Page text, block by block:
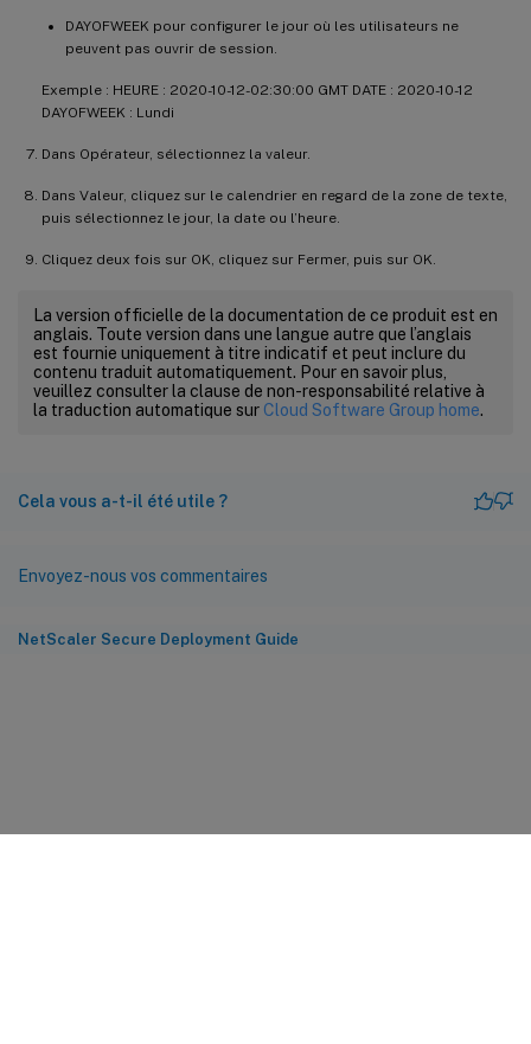
DAYOFWEEK pour configurer le jour où les utilisateurs ne
peuvent pas ouvrir de session.
Exemple : HEURE : 2020-10-12-02:30:00 GMT DATE : 2020-10-12
DAYOFWEEK : Lundi
Dans Opérateur, sélectionnez la valeur.
Dans Valeur, cliquez sur le calendrier en regard de la zone de texte,
puis sélectionnez le jour, la date ou l’heure.
Cliquez deux fois sur OK, cliquez sur Fermer, puis sur OK.
La version officielle de la documentation de ce produit est en
anglais. Toute version dans une langue autre que l’anglais
est fournie uniquement à titre indicatif et peut inclure du
contenu traduit automatiquement. Pour en savoir plus,
veuillez consulter la clause de non-responsabilité relative à
la traduction automatique sur Cloud Software Group home.
Cela vous a-t-il été utile ?
Envoyez-nous vos commentaires
NetScaler Secure Deployment Guide